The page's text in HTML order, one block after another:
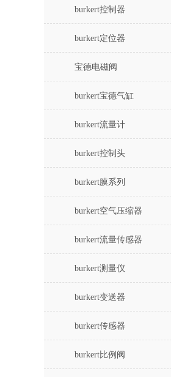
burkert控制器
burkert定位器
宝德电磁阀
burkert宝德气缸
burkert流量计
burkert控制头
burkert膜系列
burkert空气压缩器
burkert流量传感器
burkert测量仪
burkert变送器
burkert传感器
burkert比例阀